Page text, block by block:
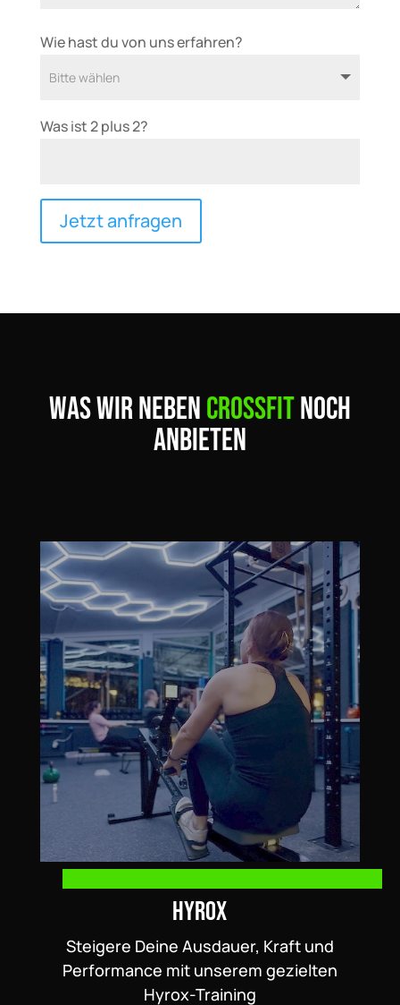
Wie hast du von uns erfahren?
Was ist 2 plus 2?
Jetzt anfragen
WAS WIR NEBENCROSSFITNOCH
ANBIETEN
Hyrox
Steigere Deine Ausdauer, Kraft und
Performance mit unserem gezielten
Hyrox-Training